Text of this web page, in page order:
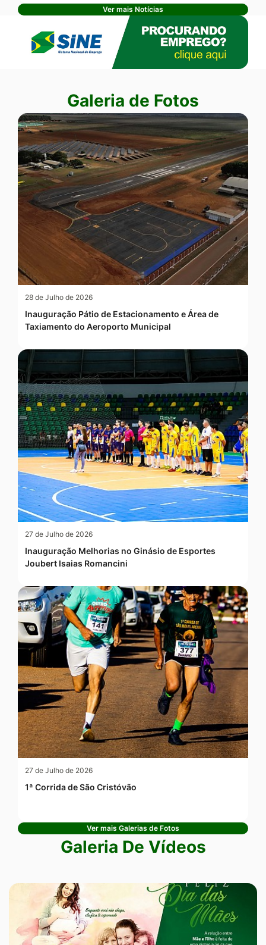
Ver mais Notícias
Seção Galeria de Fotos
Galeria de Fotos
28 de Julho de 2026
Inauguração Pátio de Estacionamento e Área de
Taxiamento do Aeroporto Municipal
27 de Julho de 2026
Inauguração Melhorias no Ginásio de Esportes
Joubert Isaias Romancini
27 de Julho de 2026
1ª Corrida de São Cristóvão
Ver mais Galerias de Fotos
Galeria De Vídeos